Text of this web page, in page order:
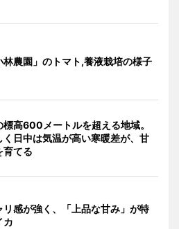
林農園」のトマト,養液栽培の様子
標高600メートルを超える地域。
く日中は気温が高い寒暖差が、甘
育てる
リ感が強く、「上品な甘み」が特
カ